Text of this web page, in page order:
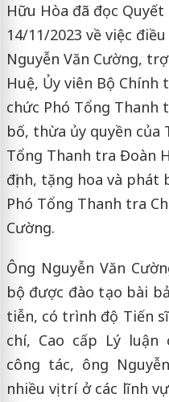
Hữu Hòa đã đọc
14/11/2023 về việc
Nguyễn Văn Cường,
Huệ, Ủy viên Bộ Chính
chức Phó Tổng Thanh
bố, thừa ủy quyền của
Tổng Thanh tra Đoàn
định, tặng hoa và phát
Phó Tổng Thanh tra
Cường.
Ông Nguyễn Văn
bộ được đào tạo bài
tiễn, có trình độ Tiến
chí, Cao cấp Lý
công tác, ông
nhiều vị trí ở các lĩnh